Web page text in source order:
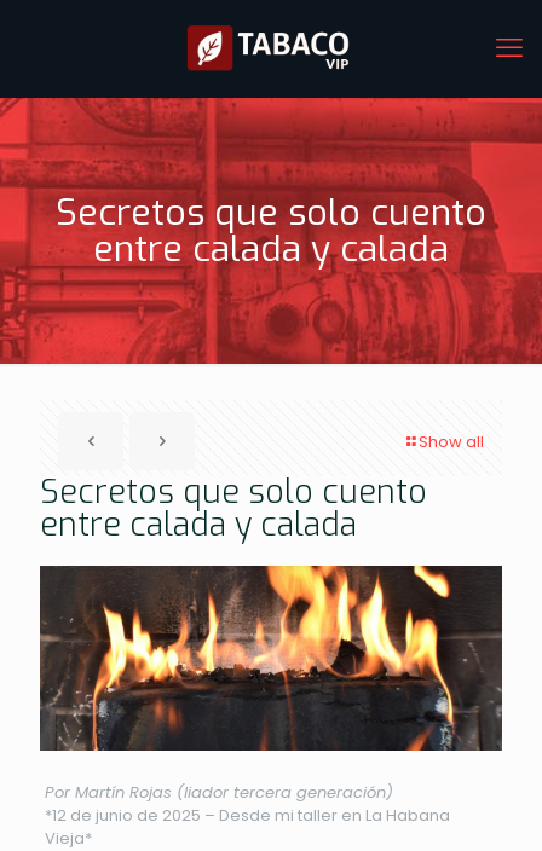
Secretos que solo cuento
entre calada y calada
Show all
Secretos que solo cuento
entre calada y calada
Por Martín Rojas (liador tercera generación)
*12 de junio de 2025 – Desde mi taller en La Habana
Vieja*